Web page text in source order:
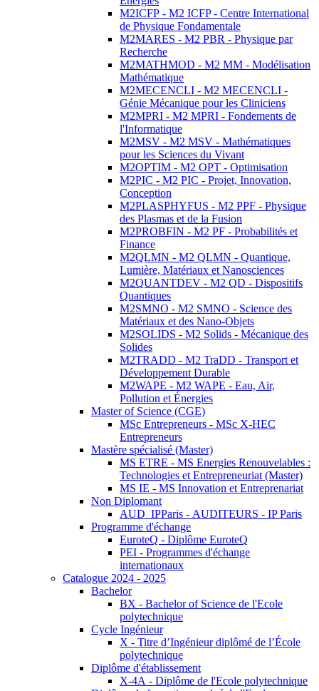
M2ICFP - M2 ICFP - Centre International
de Physique Fondamentale
M2MARES - M2 PBR - Physique par
Recherche
M2MATHMOD - M2 MM - Modélisation
Mathématique
M2MECENCLI - M2 MECENCLI -
Génie Mécanique pour les Cliniciens
M2MPRI - M2 MPRI - Fondements de
l'Informatique
M2MSV - M2 MSV - Mathématiques
pour les Sciences du Vivant
M2OPTIM - M2 OPT - Optimisation
M2PIC - M2 PIC - Projet, Innovation,
Conception
M2PLASPHYFUS - M2 PPF - Physique
des Plasmas et de la Fusion
M2PROBFIN - M2 PF - Probabilités et
Finance
M2QLMN - M2 QLMN - Quantique,
Lumière, Matériaux et Nanosciences
M2QUANTDEV - M2 QD - Dispositifs
Quantiques
M2SMNO - M2 SMNO - Science des
Matériaux et des Nano-Objets
M2SOLIDS - M2 Solids - Mécanique des
Solides
M2TRADD - M2 TraDD - Transport et
Développement Durable
M2WAPE - M2 WAPE - Eau, Air,
Pollution et Énergies
Master of Science (CGE)
MSc Entrepreneurs - MSc X-HEC
Entrepreneurs
Mastère spécialisé (Master)
MS ETRE - MS Energies Renouvelables :
Technologies et Entrepreneuriat (Master)
MS IE - MS Innovation et Entreprenariat
Non Diplomant
AUD_IPParis - AUDITEURS - IP Paris
Programme d'échange
EuroteQ - Diplôme EuroteQ
PEI - Programmes d'échange
internationaux
Catalogue 2024 - 2025
Bachelor
BX - Bachelor of Science de l'Ecole
polytechnique
Cycle Ingénieur
X - Titre d’Ingénieur diplômé de l’École
polytechnique
Diplôme d'établissement
X-4A - Diplôme de l'Ecole polytechnique